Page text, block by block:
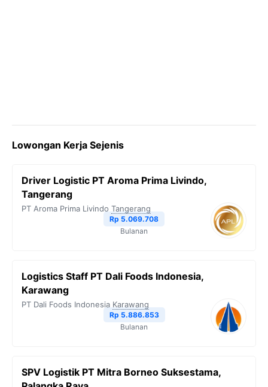
Lowongan Kerja Sejenis
Driver Logistic PT Aroma Prima Livindo,
Tangerang
PT Aroma Prima Livindo Tangerang
Rp 5.069.708
Bulanan
Logistics Staff PT Dali Foods Indonesia,
Karawang
PT Dali Foods Indonesia Karawang
Rp 5.886.853
Bulanan
SPV Logistik PT Mitra Borneo Suksestama,